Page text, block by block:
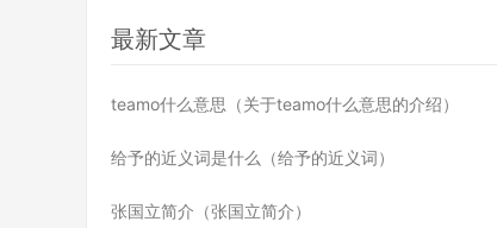
最新文章
teamo什么意思（关于teamo什么意思的介绍）
给予的近义词是什么（给予的近义词）
张国立简介（张国立简介）